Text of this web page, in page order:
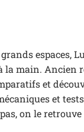
espaces,
la main. Ancien
et
et
on le